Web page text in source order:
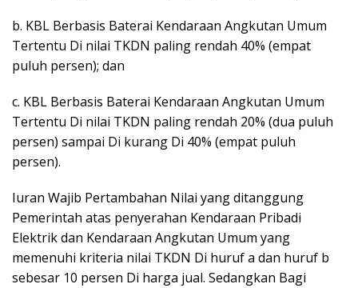
b. KBL Berbasis Baterai Kendaraan Angkutan Umum
Tertentu Di nilai TKDN paling rendah 40% (empat
puluh persen); dan
c. KBL Berbasis Baterai Kendaraan Angkutan Umum
Tertentu Di nilai TKDN paling rendah 20% (dua puluh
persen) sampai Di kurang Di 40% (empat puluh
persen).
Iuran Wajib Pertambahan Nilai yang ditanggung
Pemerintah atas penyerahan Kendaraan Pribadi
Elektrik dan Kendaraan Angkutan Umum yang
memenuhi kriteria nilai TKDN Di huruf a dan huruf b
sebesar 10 persen Di harga jual. Sedangkan Bagi